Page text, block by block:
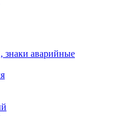
знаки аварийные